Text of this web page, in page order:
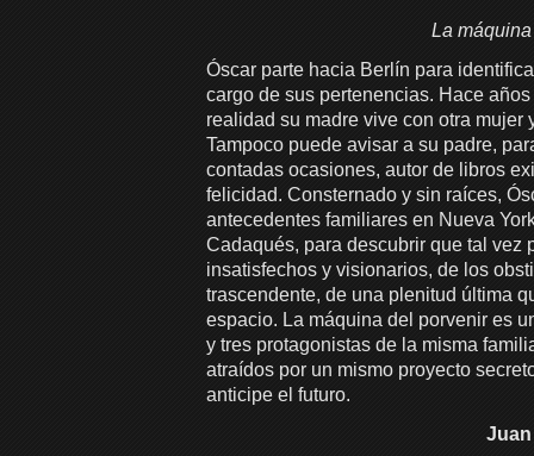
La
Óscar parte hacia Berlín para
cargo de sus pertenencias. Hace
realidad su madre vive con otra
Tampoco puede avisar a su padre,
contadas ocasiones, autor de libros
felicidad. Consternado y sin raíces,
antecedentes familiares en Nueva
Cadaqués, para descubrir que tal vez
insatisfechos y visionarios, de los
trascendente, de una plenitud última
espacio. La máquina del porvenir es
y tres protagonistas de la misma
atraídos por un mismo proyecto
anticipe el futuro.